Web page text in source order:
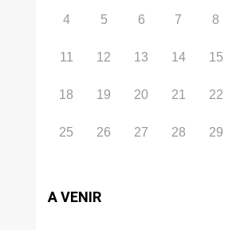
4 5 6 7 8
11 12 13 14 15
18 19 20 21 22
25 26 27 28 29
A VENIR